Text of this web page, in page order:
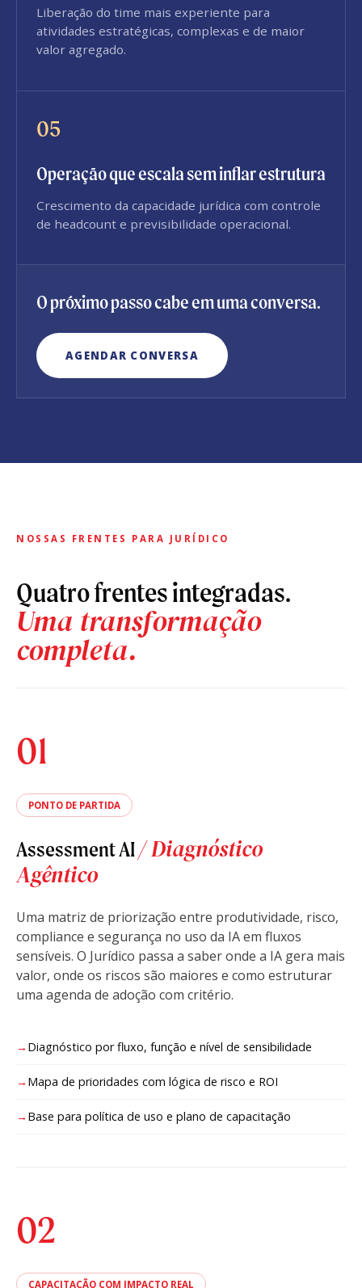
Liberação do time mais experiente para
atividades estratégicas, complexas e de maior
valor agregado.
05
Operação que escala sem inflar estrutura
Crescimento da capacidade jurídica com controle
de headcount e previsibilidade operacional.
O próximo passo cabe em uma conversa.
AGENDAR CONVERSA
NOSSAS FRENTES PARA JURÍDICO
Quatro frentes integradas.
Uma transformação
completa.
01
PONTO DE PARTIDA
Assessment AI/ Diagnóstico
Agêntico
Uma matriz de priorização entre produtividade, risco,
compliance e segurança no uso da IA em fluxos
sensíveis. O Jurídico passa a saber onde a IA gera mais
valor, onde os riscos são maiores e como estruturar
uma agenda de adoção com critério.
Diagnóstico por fluxo, função e nível de sensibilidade
Mapa de prioridades com lógica de risco e ROI
Base para política de uso e plano de capacitação
02
CAPACITAÇÃO COM IMPACTO REAL